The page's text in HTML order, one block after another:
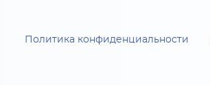
Политика конфиденциальности